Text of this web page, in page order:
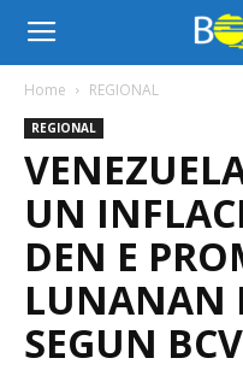
Bon
Dia
Aruba
Home REGIONAL
REGIONAL
UN
DEN E
LUNANAN
SEGUN BCV